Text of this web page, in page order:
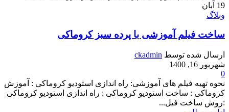
19 آبان
وبلاگ
ساخت فیلم آموزشی با پرده سبز کروماکی
ارسال شده توسط ckadmin
شهریور 16, 1400
0
نحوه تهیه فیلم های آموزشی: راه اندازی استودیو کروماکی : آموزش
کروماکی : ساخت استودیو کروماکی : راه اندازی استودیو کروماکی
:روش ساخت فیل...